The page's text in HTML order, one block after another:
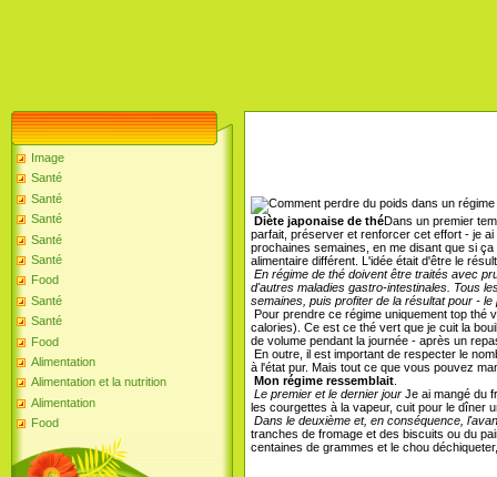
Image
Santé
Santé
Santé
Santé
Santé
Food
Santé
Santé
Food
Alimentation
Alimentation et la nutrition
Alimentation
Food
Diète japonaise de théDans un premier
parfait, préserver et renforcer cet effort - je
prochaines semaines, en me disant que si
alimentaire différent. L'idée était d'être le
En régime de thé doivent être traités avec
d'autres maladies gastro-intestinales. Tous
semaines, puis profiter de la résultat pour -
Pour prendre ce régime uniquement top thé
calories). Ce est ce thé vert que je cuit la
de volume pendant la journée - après un
En outre, il est important de respecter le
à l'état pur. Mais tout ce que vous pouvez
Mon régime ressemblait
Le premier et le dernier jour Je ai mangé du
les courgettes à la vapeur, cuit pour le dîner
Dans le deuxième et, en conséquence,
tranches de fromage et des biscuits ou du
centaines de grammes et le chou